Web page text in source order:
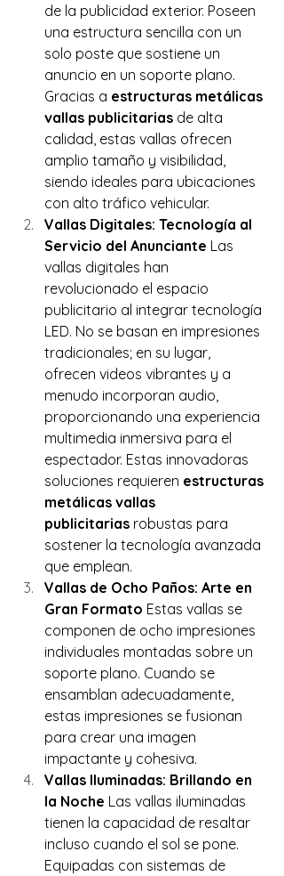
de la publicidad exterior. Poseen
una estructura sencilla con un
solo poste que sostiene un
anuncio en un soporte plano.
Gracias a estructuras metálicas
vallas publicitarias de alta
calidad, estas vallas ofrecen
amplio tamaño y visibilidad,
siendo ideales para ubicaciones
con alto tráfico vehicular.
Vallas Digitales: Tecnología al
Servicio del Anunciante Las
vallas digitales han
revolucionado el espacio
publicitario al integrar tecnología
LED. No se basan en impresiones
tradicionales; en su lugar,
ofrecen videos vibrantes y a
menudo incorporan audio,
proporcionando una experiencia
multimedia inmersiva para el
espectador. Estas innovadoras
soluciones requieren estructuras
metálicas vallas
publicitarias robustas para
sostener la tecnología avanzada
que emplean.
Vallas de Ocho Paños: Arte en
Gran Formato Estas vallas se
componen de ocho impresiones
individuales montadas sobre un
soporte plano. Cuando se
ensamblan adecuadamente,
estas impresiones se fusionan
para crear una imagen
impactante y cohesiva.
Vallas Iluminadas: Brillando en
la Noche Las vallas iluminadas
tienen la capacidad de resaltar
incluso cuando el sol se pone.
Equipadas con sistemas de